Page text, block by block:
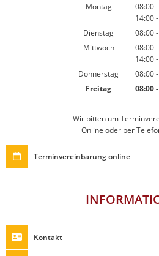
Montag 08:00-
14:00-
Dienstag 08:00-
Mittwoch 08:00-
14:00-
Donnerstag 08:00-
Freitag 08:00-
Wir bitten um
Online oder per
Terminvereinbarung online
Kontakt